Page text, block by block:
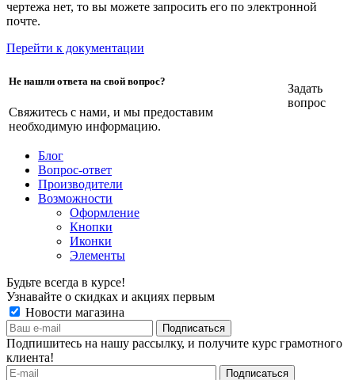
чертежа нет, то вы можете запросить его по электронной
почте.
Перейти к документации
Не нашли ответа на свой вопрос?
Свяжитесь с нами, и мы предоставим
необходимую информацию.
Задать
вопрос
Блог
Вопрос-ответ
Производители
Возможности
Оформление
Кнопки
Иконки
Элементы
Будьте всегда в курсе!
Узнавайте о скидках и акциях первым
Новости магазина
Подпишитесь на нашу рассылку, и получите курс грамотного
клиента!